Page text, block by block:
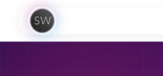
Aller au contenu